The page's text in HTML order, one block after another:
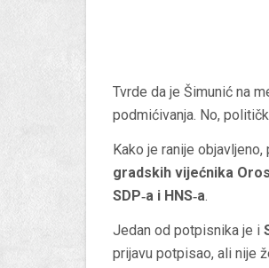
Tvrde da je Šimunić na
podmićivanja. No,
Kako je ranije
gradskih vijećnika
SDP‑a i HNS‑a.
Jedan od potpisnika je i
prijavu potpisao, ali nije